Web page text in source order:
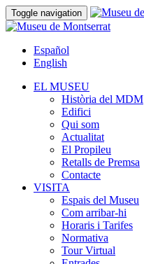
Toggle navigation
Español
English
EL MUSEU
Història del MDM
Edifici
Qui som
Actualitat
El Propileu
Retalls de Premsa
Contacte
VISITA
Espais del Museu
Com arribar-hi
Horaris i Tarifes
Normativa
Tour Virtual